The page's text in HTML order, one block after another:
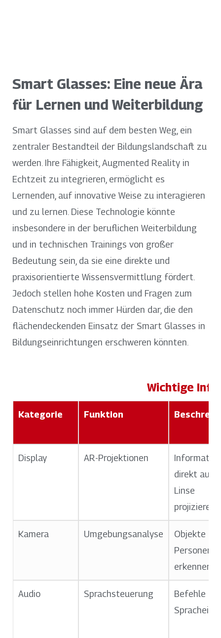
Smart Glasses: Eine neue Ära
für Lernen und Weiterbildung
Smart Glasses sind auf dem besten Weg, ein
zentraler Bestandteil der Bildungslandschaft zu
werden. Ihre Fähigkeit, Augmented Reality in
Echtzeit zu integrieren, ermöglicht es
Lernenden, auf innovative Weise zu interagieren
und zu lernen. Diese Technologie könnte
insbesondere in der beruflichen Weiterbildung
und in technischen Trainings von großer
Bedeutung sein, da sie eine direkte und
praxisorientierte Wissensvermittlung fördert.
Jedoch stellen hohe Kosten und Fragen zum
Datenschutz noch immer Hürden dar, die den
flächendeckenden Einsatz der Smart Glasses in
Bildungseinrichtungen erschweren könnten.
Wichtige
Kategorie Funktion
Display AR-Projektionen
direkt auf
Linse
projizieren
Kamera Umgebungsanalyse
Objekte
Personen
erkennen
Audio Sprachsteuerung
Befehle per